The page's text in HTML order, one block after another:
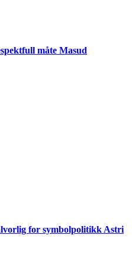
måte Masud
for symbolpolitikk Astri